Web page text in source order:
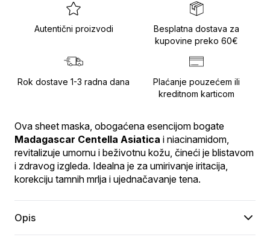
Autentični proizvodi
Besplatna dostava za
kupovine preko 60€
Rok dostave 1-3 radna dana
Plaćanje pouzećem ili
kreditnom karticom
Madagascar Centella Asiatica i niacinamidom,
revitalizuje umornu i beživotnu kožu, čineći je blistavom
i zdravog izgleda. Idealna je za umirivanje iritacija,
korekciju tamnih mrlja i ujednačavanje tena.
Opis